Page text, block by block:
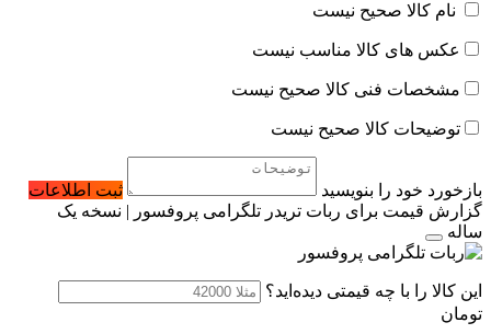
نام کالا صحیح نیست
عکس های کالا مناسب نیست
مشخصات فنی کالا صحیح نیست
توضیحات کالا صحیح نیست
بازخورد خود را بنویسید
ثبت اطلاعات
گزارش قیمت برای ربات تریدر تلگرامی پروفسور | نسخه یک
ساله
این کالا را با چه قیمتی دیده‌اید؟
تومان